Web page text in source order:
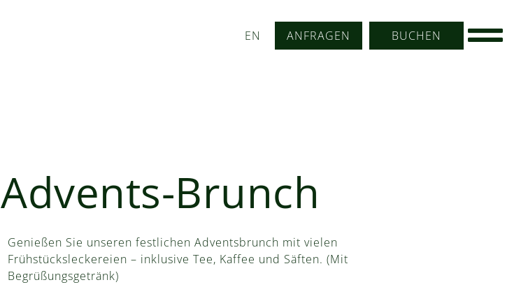
EN ANFRAGEN BUCHEN
Advents-Brunch
Genießen Sie unseren festlichen Adventsbrunch mit vielen
Frühstücksleckereien – inklusive Tee, Kaffee und Säften. (Mit
Begrüßungsgetränk)